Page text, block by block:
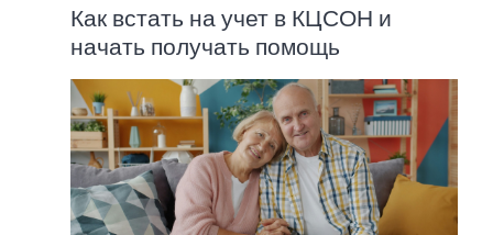
Как встать на учет в КЦСОН и
начать получать помощь